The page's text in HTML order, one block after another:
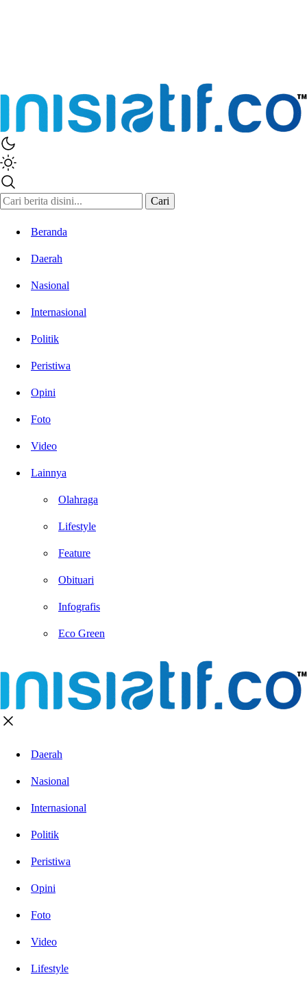
Cari
Beranda
Daerah
Nasional
Internasional
Politik
Peristiwa
Opini
Foto
Video
Lainnya
Olahraga
Lifestyle
Feature
Obituari
Infografis
Eco Green
Daerah
Nasional
Internasional
Politik
Peristiwa
Opini
Foto
Video
Lifestyle